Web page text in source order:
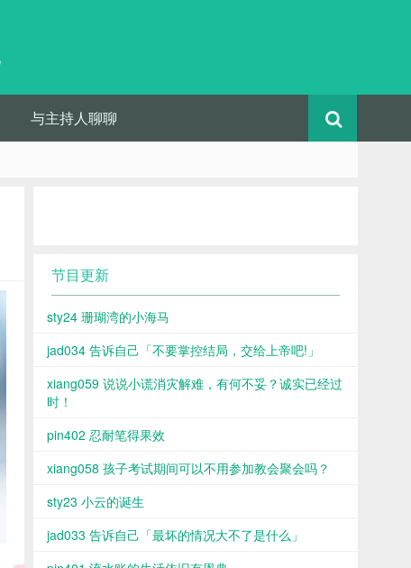
与主持人聊聊
节目更新
sty24 珊瑚湾的小海马
jad034 告诉自己「不要掌控结局，交给上帝吧!」
xiang059 说说小谎消灾解难，有何不妥？诚实已经过
时！
pin402 忍耐笔得果效
xiang058 孩子考试期间可以不用参加教会聚会吗？
sty23 小云的诞生
jad033 告诉自己「最坏的情况大不了是什么」